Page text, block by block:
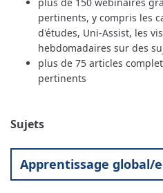
pertinents, y compris les
d'études, Uni-Assist, les
hebdomadaires sur des
plus de 75 articles
pertinents
Sujets
Apprentissage global/